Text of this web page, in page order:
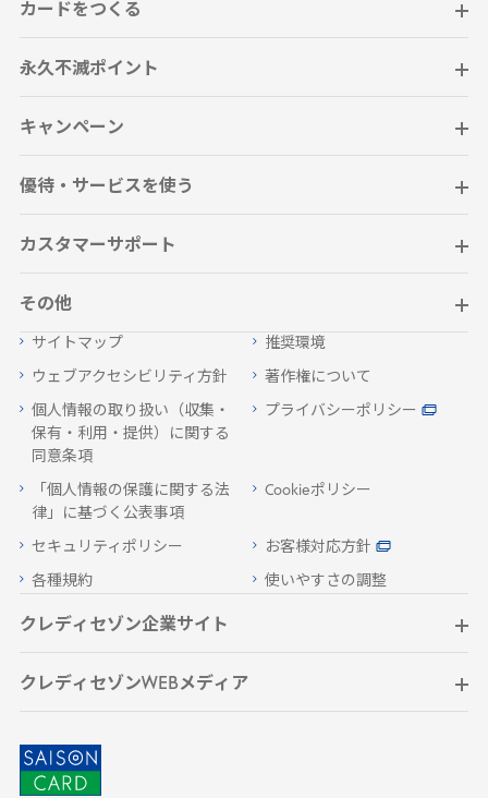
カードをつくる
永久不滅ポイント
キャンペーン
優待・サービスを使う
カスタマーサポート
その他
サイトマップ 推奨環境
ウェブアクセシビリティ方針 著作権について
個人情報の取り扱い（収集・
保有・利用・提供）に関する
同意条項
プライバシーポリシー
「個人情報の保護に関する法
律」に基づく公表事項
Cookieポリシー
セキュリティポリシー お客様対応方針
各種規約 使いやすさの調整
クレディセゾン企業サイト
クレディセゾンWEBメディア